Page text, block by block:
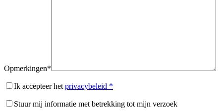
Opmerkingen*
Ik accepteer het privacybeleid *
Stuur mij informatie met betrekking tot mijn verzoek